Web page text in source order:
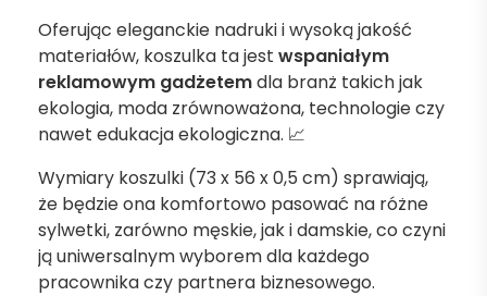
Oferując eleganckie nadruki i wysoką jakość
materiałów, koszulka ta jest wspaniałym
reklamowym gadżetemdla branż takich jak
ekologia, moda zrównoważona, technologie czy
nawet edukacja ekologiczna. 📈
Wymiary koszulki (73 x 56 x 0,5 cm) sprawiają,
że będzie ona komfortowo pasować na różne
sylwetki, zarówno męskie, jak i damskie, co czyni
ją uniwersalnym wyborem dla każdego
pracownika czy partnera biznesowego.